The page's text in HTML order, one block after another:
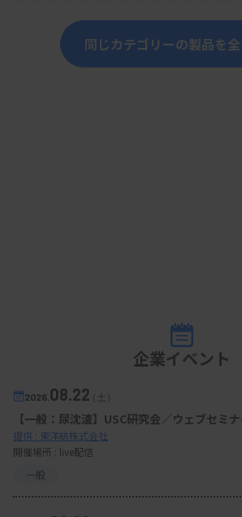
同じカテゴリーの製品を
企業イベント
2026. 08.22（土）
【一般：尿沈渣】USC研究会／ウェブセミナ
提供 : 東洋紡株式会社
開催場所 : live配信
一般